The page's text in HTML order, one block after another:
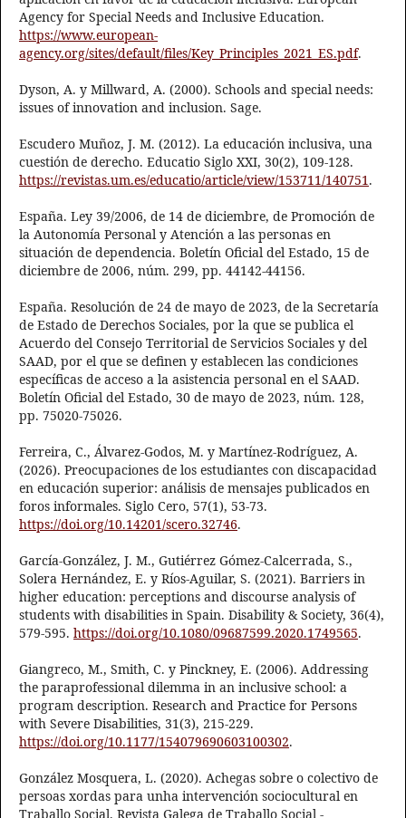
Agency for Special Needs and Inclusive Education.
https://www.european-
agency.org/sites/default/files/Key_Principles_2021_ES.pdf.
Dyson, A. y Millward, A. (2000). Schools and special needs:
issues of innovation and inclusion. Sage.
Escudero Muñoz, J. M. (2012). La educación inclusiva, una
cuestión de derecho. Educatio Siglo XXI, 30(2), 109-128.
https://revistas.um.es/educatio/article/view/153711/140751.
España. Ley 39/2006, de 14 de diciembre, de Promoción de
la Autonomía Personal y Atención a las personas en
situación de dependencia. Boletín Oficial del Estado, 15 de
diciembre de 2006, núm. 299, pp. 44142-44156.
España. Resolución de 24 de mayo de 2023, de la Secretaría
de Estado de Derechos Sociales, por la que se publica el
Acuerdo del Consejo Territorial de Servicios Sociales y del
SAAD, por el que se definen y establecen las condiciones
específicas de acceso a la asistencia personal en el SAAD.
Boletín Oficial del Estado, 30 de mayo de 2023, núm. 128,
pp. 75020-75026.
Ferreira, C., Álvarez-Godos, M. y Martínez-Rodríguez, A.
(2026). Preocupaciones de los estudiantes con discapacidad
en educación superior: análisis de mensajes publicados en
foros informales. Siglo Cero, 57(1), 53-73.
https://doi.org/10.14201/scero.32746.
García-González, J. M., Gutiérrez Gómez-Calcerrada, S.,
Solera Hernández, E. y Ríos-Aguilar, S. (2021). Barriers in
higher education: perceptions and discourse analysis of
students with disabilities in Spain. Disability & Society, 36(4),
579-595. https://doi.org/10.1080/09687599.2020.1749565.
Giangreco, M., Smith, C. y Pinckney, E. (2006). Addressing
the paraprofessional dilemma in an inclusive school: a
program description. Research and Practice for Persons
with Severe Disabilities, 31(3), 215-229.
https://doi.org/10.1177/154079690603100302.
González Mosquera, L. (2020). Achegas sobre o colectivo de
persoas xordas para unha intervención sociocultural en
Traballo Social. Revista Galega de Traballo Social -